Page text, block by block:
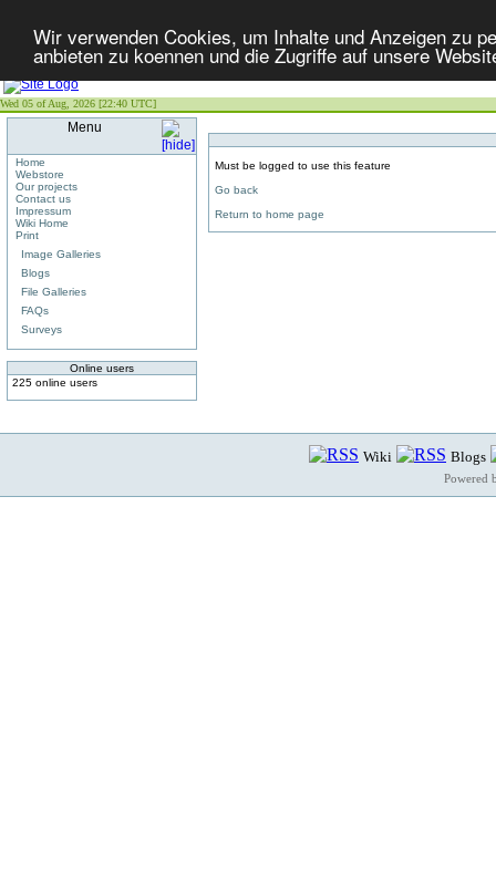
Wir verwenden Cookies, um Inhalte und Anzeigen zu
anbieten zu koennen und die Zugriffe auf unsere
Wed 05 of Aug, 2026 [22:40 UTC]
Menu
Home
Webstore
Our projects
Contact us
Impressum
Wiki Home
Print
Image Galleries
Blogs
File Galleries
FAQs
Surveys
Online users
225 online users
Must be logged to use this feature
Go back
Return to home page
Wiki Blogs
Powered